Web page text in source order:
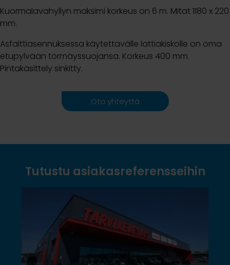
Kuormalavahyllyn maksimi korkeus on 6 m. Mitat 1180 x 220
mm.
Asfalttiasennuksessa käytettävälle lattiakiskolle on oma
etupylvään törmäyssuojansa. Korkeus 400 mm.
Pintakäsittely sinkitty.
Ota yhteyttä
Tutustu asiakasreferensseihin